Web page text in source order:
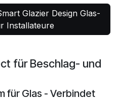
Glazier Design Glas-
Installateure
für Beschlag- und
für Glas - Verbindet